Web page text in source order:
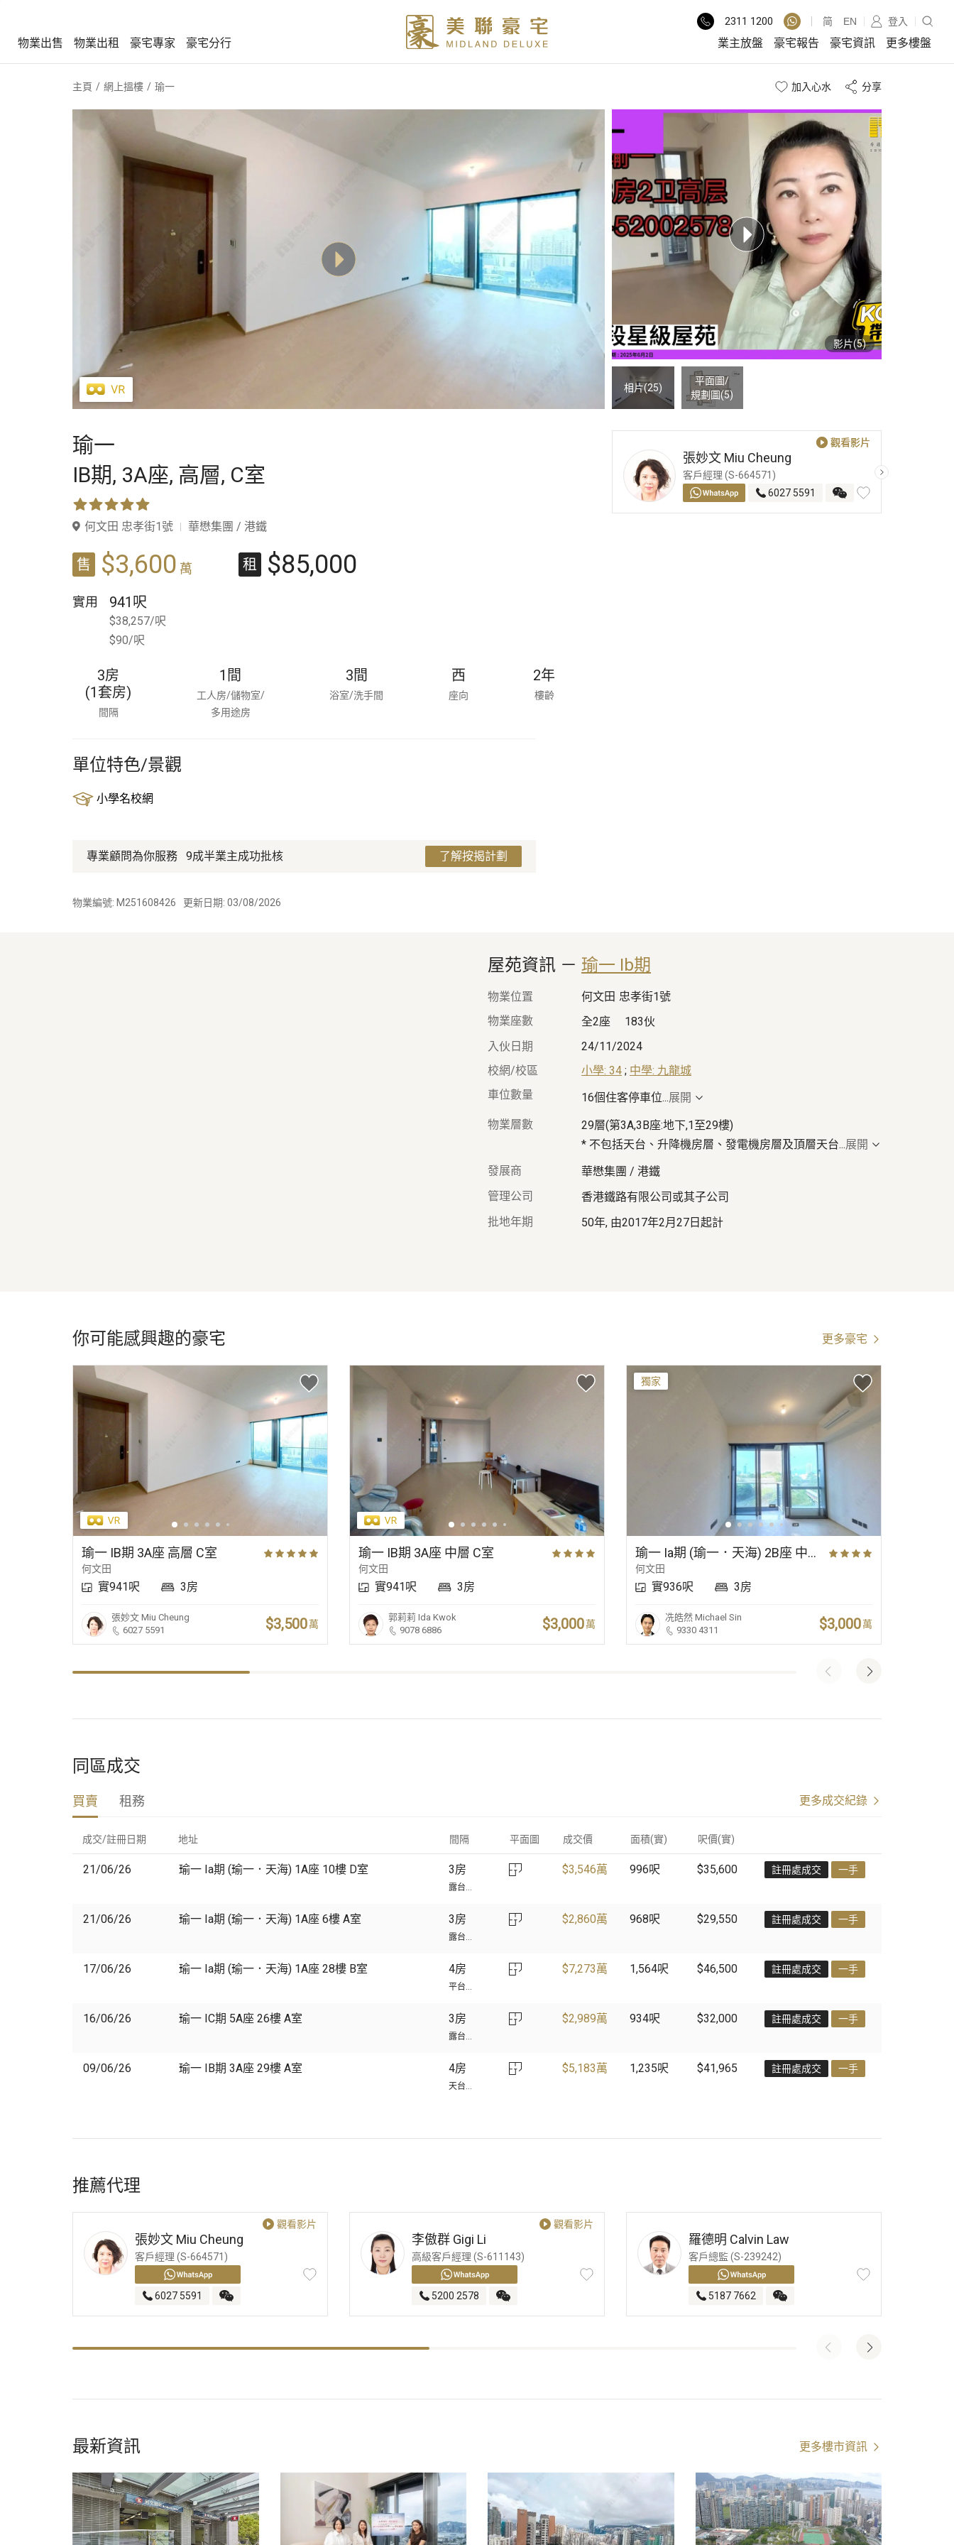
物業出售 物業出租 豪宅專家 豪宅分行 業主放盤 豪宅報告 豪宅資訊 更多樓盤
2311 1200 简 EN 登入
主頁 網上搵樓 瑜一 加入心水 分享
影片(5)
相片(25)
平面圖/
規劃圖(5)
瑜一
IB期, 3A座, 高層, C室
何文田 忠孝街1號 華懋集團 / 港鐵
售 $3,600 萬 租 $85,000
實用 941呎
$38,257/呎
$90/呎
3房
(1套房)
間隔
1 間
工人房/儲物室/
多用途房
3間
浴室/洗手間
西
座向
2年
樓齡
單位特色/景觀
小學名校網
專業顧問為你服務 9成半業主成功批核 了解按揭計劃
物業編號: M251608426 更新日期: 03/08/2026
觀看影片
張妙文 Miu Cheung
觀看影片
客戶經理 (S-664571)
6027 5591
屋苑資訊 － 瑜一 Ib期
物業位置 何文田 忠孝街1號
物業座數
全2座
183伙
入伙日期
24/11/2024
校網/校區
小學: 34 ; 中學: 九龍城
車位數量
16個住客停車位...展開
物業層數
29層(第3A,3B座:地下,1至29樓)
* 不包括天台、升降機房層、發電機房層及頂層天台...展開
發展商
華懋集團 / 港鐵
管理公司
香港鐵路有限公司或其子公司
批地年期
50年, 由2017年2月27日起計
你可能感興趣的豪宅
瑜一 IB期 3A座 高層 C室
何文田
實941呎 3房
張妙文 Miu Cheung
6027 5591
$3,500萬
瑜一 IB期 3A座 中層 C室
何文田
實941呎 3房
郭莉莉 Ida Kwok
9078 6886
$3,000萬
獨家
瑜一 Ia期 (瑜一．天海) 2B座 中層 D室
何文田
實936呎 3房
冼皓然 Michael Sin
9330 4311
$3,000萬
更多豪宅
同區成交
買賣 租務
成交/註冊日期 地址 成交價
平面圖
間隔 面積(實) 呎價(實)
21/06/26 瑜一 Ia期 (瑜一．天海) 1A座 10樓 D室 $3,546萬
露台...
996呎
3房 $35,600 註冊處成交 一手
21/06/26 瑜一 Ia期 (瑜一．天海) 1A座 6樓 A室 $2,860萬
露台...
968呎
3房 $29,550 註冊處成交 一手
17/06/26 瑜一 Ia期 (瑜一．天海) 1A座 28樓 B室 $7,273萬
平台...
1,564呎
4房 $46,500 註冊處成交 一手
16/06/26 瑜一 IC期 5A座 26樓 A室 $2,989萬
露台...
934呎
3房 $32,000 註冊處成交 一手
09/06/26 瑜一 IB期 3A座 29樓 A室 $5,183萬
天台...
1,235呎
4房 $41,965 註冊處成交 一手
更多成交紀錄
推薦代理
觀看影片
張妙文 Miu Cheung
客戶經理 (S-664571)
6027 5591
觀看影片
李傲群 Gigi Li
高級客戶經理 (S-611143)
5200 2578
羅德明 Calvin Law
客戶總監 (S-239242)
5187 7662
最新資訊 更多樓市資訊